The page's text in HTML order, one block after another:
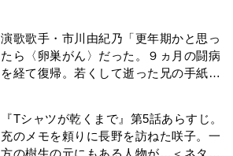
演歌歌手・市川由紀乃「更年期かと思っ
たら〈卵巣がん〉だった。９ヵ月の闘病
を経て復帰。若くして逝った兄の手紙を
『Tシャツが乾くまで』第5話あらすじ。
充のメモを頼りに長野を訪ねた咲子。一
方の樹生の元にもある人物が…＜ネタバ